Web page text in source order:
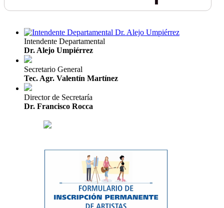
Intendente Departamental
Dr. Alejo Umpiérrez
Secretario General
Tec. Agr. Valentín Martínez
Director de Secretaría
Dr. Francisco Rocca